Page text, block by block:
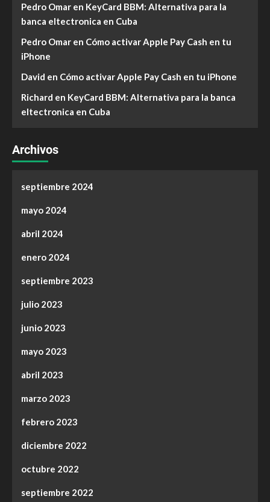
Pedro Omar en KeyCard BBM: Alternativa para la
banca eltectronica en Cuba
Pedro Omar en Cómo activar Apple Pay Cash en tu
iPhone
David en Cómo activar Apple Pay Cash en tu iPhone
Richard en KeyCard BBM: Alternativa para la banca
eltectronica en Cuba
Archivos
septiembre 2024
mayo 2024
abril 2024
enero 2024
septiembre 2023
julio 2023
junio 2023
mayo 2023
abril 2023
marzo 2023
febrero 2023
diciembre 2022
octubre 2022
septiembre 2022